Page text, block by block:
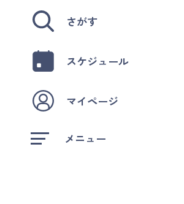
さがす
スケジュール
マイページ
メニュー